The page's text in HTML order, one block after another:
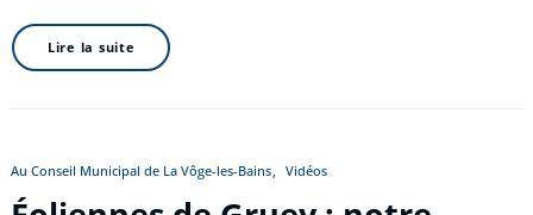
Lire la suite
Au Conseil Municipal de La Vôge-les-Bains Vidéos